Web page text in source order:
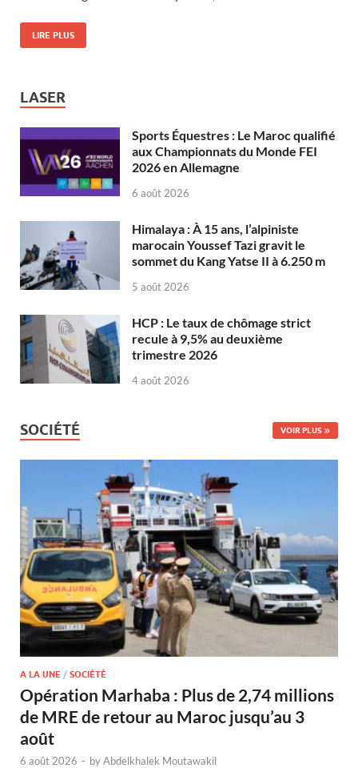
LIRE PLUS
LASER
Sports Équestres : Le Maroc qualifié
aux Championnats du Monde FEI
2026 en Allemagne
6 août 2026
Himalaya : À 15 ans, l’alpiniste
marocain Youssef Tazi gravit le
sommet du Kang Yatse II à 6.250 m
5 août 2026
HCP : Le taux de chômage strict
recule à 9,5% au deuxième
trimestre 2026
4 août 2026
SOCIÉTÉ VOIR PLUS
A LA UNE / SOCIÉTÉ
Opération Marhaba : Plus de 2,74 millions
de MRE de retour au Maroc jusqu’au 3
août
6 août 2026 - byAbdelkhalek Moutawakil